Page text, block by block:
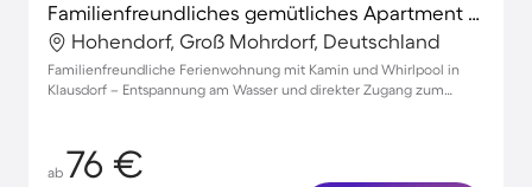
Familienfreundliches gemütliches Apartment mit Terrasse, Garten und Grill | Naturblick | Perfekt für die Arbeit von Zuhause
Hohendorf, Groß Mohrdorf, Deutschland
Familienfreundliche Ferienwohnung mit Kamin und Whirlpool in
Klausdorf – Entspannung am Wasser und direkter Zugang zum
ab 76 €